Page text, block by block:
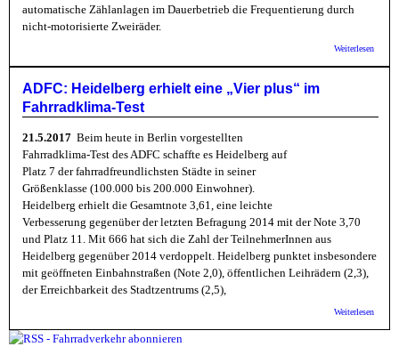
automatische Zählanlagen im Dauerbetrieb die Frequentierung durch
nicht-motorisierte Zweiräder.
Weiterlesen
ADFC: Heidelberg erhielt eine „Vier plus“ im
Fahrradklima-Test
21.5.2017 Beim heute in Berlin vorgestellten
Fahrradklima-Test des ADFC schaffte es Heidelberg auf
Platz 7 der fahrradfreundlichsten Städte in seiner
Größenklasse (100.000 bis 200.000 Einwohner).
Heidelberg erhielt die Gesamtnote 3,61, eine leichte
Verbesserung gegenüber der letzten Befragung 2014 mit der Note 3,70
und Platz 11. Mit 666 hat sich die Zahl der TeilnehmerInnen aus
Heidelberg gegenüber 2014 verdoppelt. Heidelberg punktet insbesondere
mit geöffneten Einbahnstraßen (Note 2,0), öffentlichen Leihrädern (2,3),
der Erreichbarkeit des Stadtzentrums (2,5),
Weiterlesen